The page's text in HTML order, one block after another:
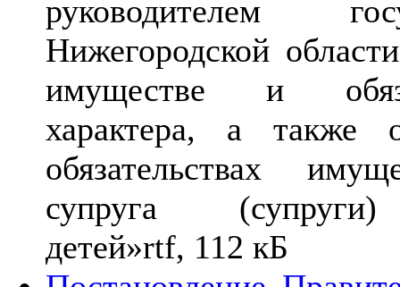
руководителем
Нижегородской
имуществе и
характера, а
обязательствах
супруга
детей»rtf, 112 кБ